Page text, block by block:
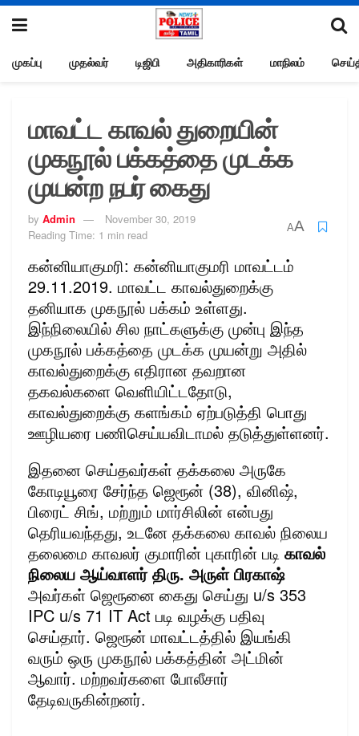
முகப்பு முதல்வர் டிஜிபி அதிகாரிகள் மாநிலம்
மாவட்ட காவல் துறையின்
முகநூல் பக்கத்தை முடக்க
முயன்ற நபர் கைது
by Admin
November 30, 2019
Reading Time: 1 min read
AA
கன்னியாகுமரி: கன்னியாகுமரி மாவட்டம்
29.11.2019. மாவட்ட காவல்துறைக்கு
தனியாக முகநூல் பக்கம் உள்ளது.
இந்நிலையில் சில நாட்களுக்கு முன்பு இந்த
முகநூல் பக்கத்தை முடக்க முயன்று அதில்
காவல்துறைக்கு எதிரான தவறான
தகவல்களை வெளியிட்டதோடு,
காவல்துறைக்கு களங்கம் ஏற்படுத்தி பொது
ஊழியரை பணிசெய்யவிடாமல் தடுத்துள்ளனர்.
இதனை செய்தவர்கள் தக்கலை அருகே
கோடியூரை சேர்ந்த ஜெரூன் (38), வினிஷ்,
பிரைட் சிங், மற்றும் மார்சிலின் என்பது
தெரியவந்தது, உடனே தக்கலை காவல் நிலைய
தலைமை காவலர் குமாரின் புகாரின் படி காவல்
நிலைய ஆய்வாளர் திரு. அருள் பிரகாஷ்
அவர்கள் ஜெரூனை கைது செய்து u/s 353
IPC u/s 71 IT Act படி வழக்கு பதிவு
செய்தார். ஜெரூன் மாவட்டத்தில் இயங்கி
வரும் ஒரு முகநூல் பக்கத்தின் அட்மின்
ஆவார். மற்றவர்களை போலீசார்
தேடிவருகின்றனர்.